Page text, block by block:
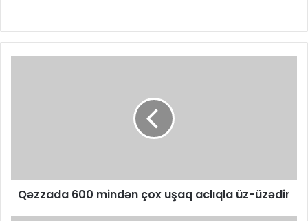
Qəzzada 600 mindən çox uşaq aclıqla üz-üzədir